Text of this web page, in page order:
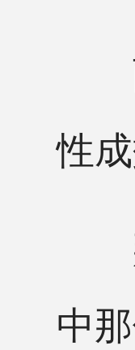
两
性成
那
中